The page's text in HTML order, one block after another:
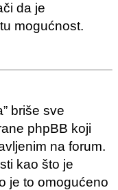
da je
mogućnost.
briše sve
phpBB koji
na forum.
kao što je
je to omogućeno